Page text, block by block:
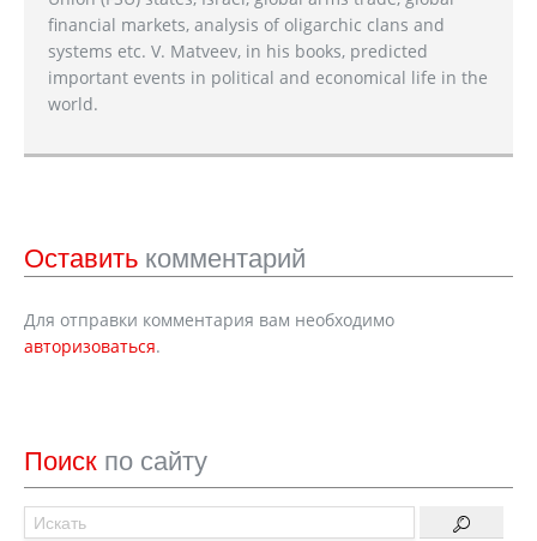
financial markets, analysis of oligarchic clans and
systems etc. V. Matveev, in his books, predicted
important events in political and economical life in the
world.
Оставить комментарий
Для отправки комментария вам необходимо
авторизоваться.
Поиск по сайту